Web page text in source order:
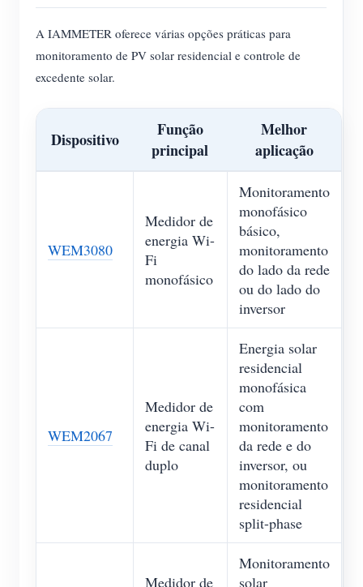
A IAMMETER oferece várias opções práticas para
monitoramento de PV solar residencial e controle de
excedente solar.
Dispositivo
Função
principal
Melhor
aplicação
WEM3080
Medidor de
energia Wi-
Fi
monofásico
Monitoramento
monofásico
básico,
monitoramento
do lado da rede
ou do lado do
inversor
WEM2067
Medidor de
energia Wi-
Fi de canal
duplo
Energia solar
residencial
monofásica
com
monitoramento
da rede e do
inversor, ou
monitoramento
residencial
split-phase
Medidor de
Monitoramento
solar